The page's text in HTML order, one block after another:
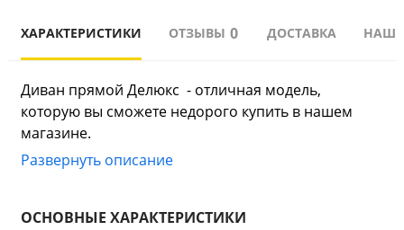
ХАРАКТЕРИСТИКИ ОТЗЫВЫ 0 ДОСТАВКА
Диван прямой Делюкс  - отличная модель,
которую вы сможете недорого купить в нашем
магазине.
Стильный и выдержанный дизайн данной модели
Продуманная конструкция модели, впишется даже
Развернуть описание
ОСНОВНЫЕ ХАРАКТЕРИСТИКИ